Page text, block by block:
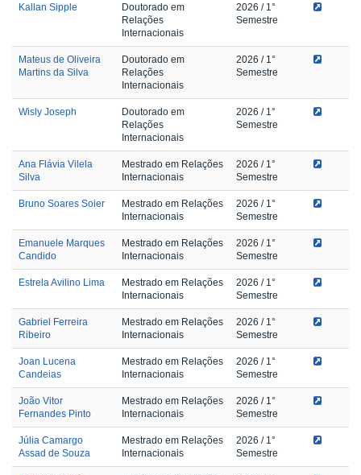
Kallan Sipple
Doutorado em
Relações
Internacionais
2026 / 1°
Semestre
Mateus de Oliveira
Martins da Silva
Doutorado em
Relações
Internacionais
2026 / 1°
Semestre
Wisly Joseph
Doutorado em
Relações
Internacionais
2026 / 1°
Semestre
Ana Flávia Vilela
Silva
Mestrado em Relações
Internacionais
2026 / 1°
Semestre
Bruno Soares Soier
Mestrado em Relações
Internacionais
2026 / 1°
Semestre
Emanuele Marques
Candido
Mestrado em Relações
Internacionais
2026 / 1°
Semestre
Estrela Avilino Lima
Mestrado em Relações
Internacionais
2026 / 1°
Semestre
Gabriel Ferreira
Ribeiro
Mestrado em Relações
Internacionais
2026 / 1°
Semestre
Joan Lucena
Candeias
Mestrado em Relações
Internacionais
2026 / 1°
Semestre
João Vitor
Fernandes Pinto
Mestrado em Relações
Internacionais
2026 / 1°
Semestre
Júlia Camargo
Assad de Souza
Mestrado em Relações
Internacionais
2026 / 1°
Semestre